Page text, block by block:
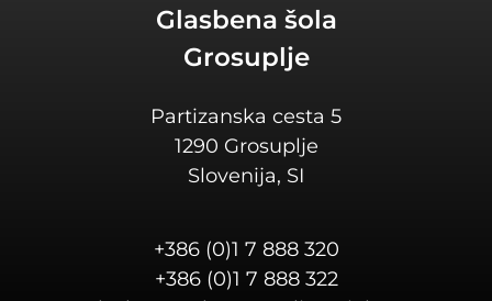
Glasbena šola
Grosuplje
Partizanska cesta 5
1290 Grosuplje
Slovenija, SI
+386 (0)1 7 888 320
+386 (0)1 7 888 322